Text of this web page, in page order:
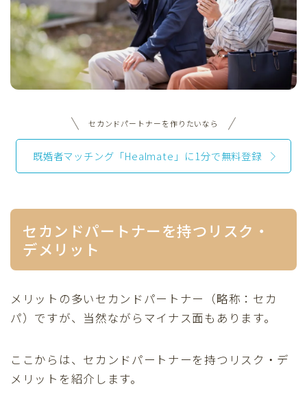
セカンドパートナーを作りたいなら
既婚者マッチング「Healmate」に1分で無料登録
セカンドパートナーを持つリスク・
デメリット
メリットの多いセカンドパートナー（略称：セカ
パ）ですが、当然ながらマイナス面もあります。
ここからは、セカンドパートナーを持つリスク・デ
メリットを紹介します。